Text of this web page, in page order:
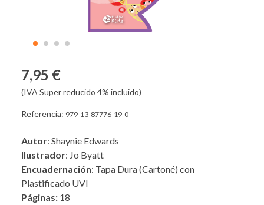
7,95 €
(IVA Super reducido 4% incluido)
Referencia: 979-13-87776-19-0
Autor: Shaynie Edwards
Ilustrador: Jo Byatt
Encuadernación: Tapa Dura (Cartoné) con
Plastificado UVI
Páginas: 18